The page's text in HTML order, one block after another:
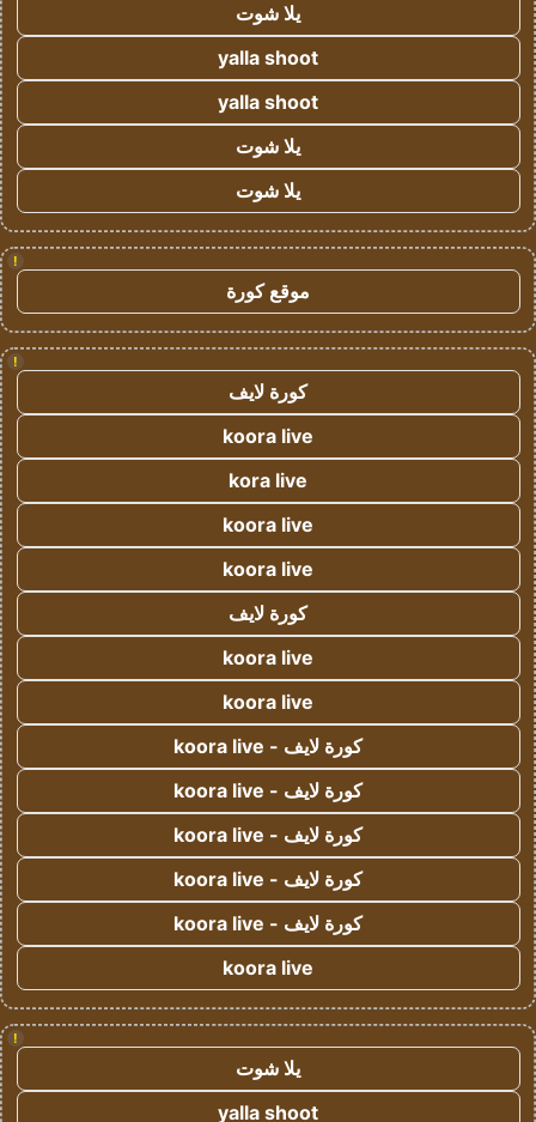
يلا شوت
yalla shoot
yalla shoot
يلا شوت
يلا شوت
!
موقع كورة
!
كورة لايف
koora live
kora live
koora live
koora live
كورة لايف
koora live
koora live
كورة لايف - koora live
كورة لايف - koora live
كورة لايف - koora live
كورة لايف - koora live
كورة لايف - koora live
koora live
!
يلا شوت
yalla shoot